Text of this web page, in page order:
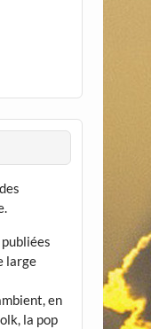
publiées
large
en
la pop